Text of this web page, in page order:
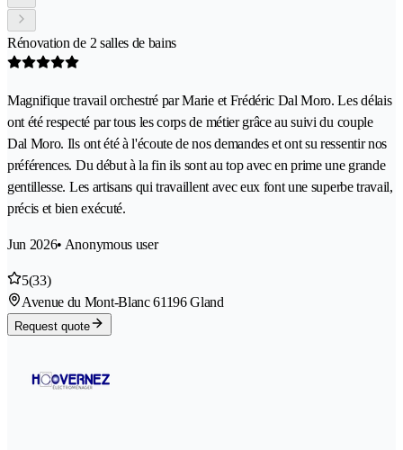
Rénovation de 2 salles de bains
Magnifique travail orchestré par Marie et Frédéric Dal Moro. Les délais
ont été respecté par tous les corps de métier grâce au suivi du couple
Dal Moro. Ils ont été à l'écoute de nos demandes et ont su ressentir nos
préférences. Du début à la fin ils sont au top avec en prime une grande
gentillesse. Les artisans qui travaillent avec eux font une superbe travail,
précis et bien exécuté.
Jun 2026• Anonymous user
5(33)
Avenue du Mont-Blanc 61196 Gland
Request quote